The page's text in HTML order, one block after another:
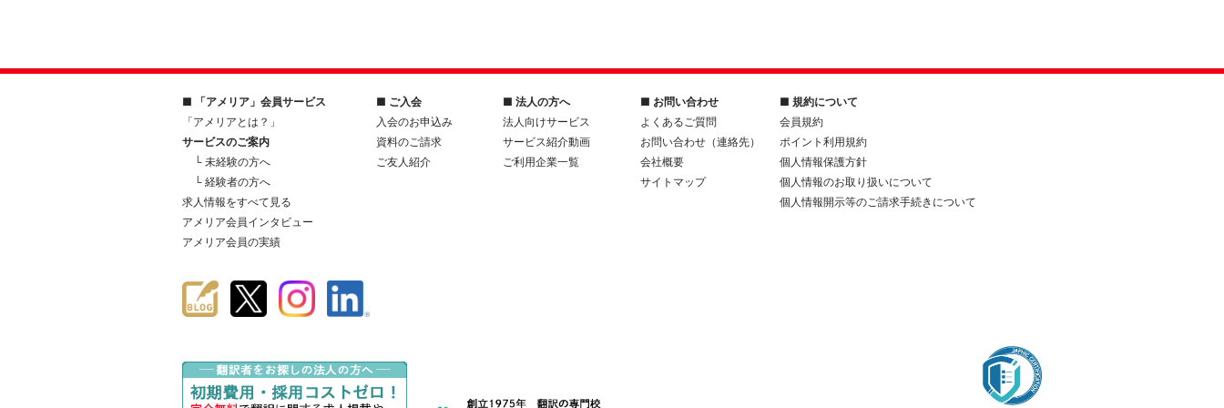
■ 「アメリア」会員サービス
「アメリアとは？」
サービスのご案内
└ 未経験の方へ
└ 経験者の方へ
求人情報をすべて見る
アメリア会員インタビュー
アメリア会員の実績
■ ご入会
入会のお申込み
資料のご請求
ご友人紹介
■ 法人の方へ
法人向けサービス
サービス紹介動画
ご利用企業一覧
■ お問い合わせ
よくあるご質問
お問い合わせ（連絡先）
会社概要
サイトマップ
■ 規約について
会員規約
ポイント利用規約
個人情報保護方針
個人情報のお取り扱いについて
個人情報開示等のご請求手続きについて